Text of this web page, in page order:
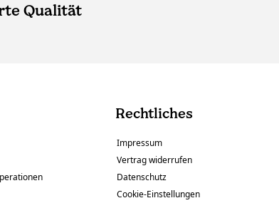
Qualität
Rechtliches
Impressum
Vertrag widerrufen
Datenschutz
Cookie-Einstellungen